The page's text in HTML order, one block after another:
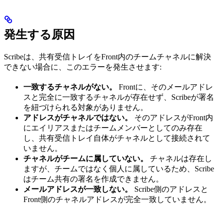
発生する原因
Scribeは、共有受信トレイをFront内のチームチャネルに解決
できない場合に、このエラーを発生させます:
一致するチャネルがない。
Frontに、そのメールアドレ
スと完全に一致するチャネルが存在せず、Scribeが署名
を紐づけられる対象がありません。
アドレスがチャネルではない。
そのアドレスがFront内
にエイリアスまたはチームメンバーとしてのみ存在
し、共有受信トレイ自体がチャネルとして接続されて
いません。
チャネルがチームに属していない。
チャネルは存在し
ますが、チームではなく個人に属しているため、Scribe
はチーム共有の署名を作成できません。
メールアドレスが一致しない。
Scribe側のアドレスと
Front側のチャネルアドレスが完全一致していません。